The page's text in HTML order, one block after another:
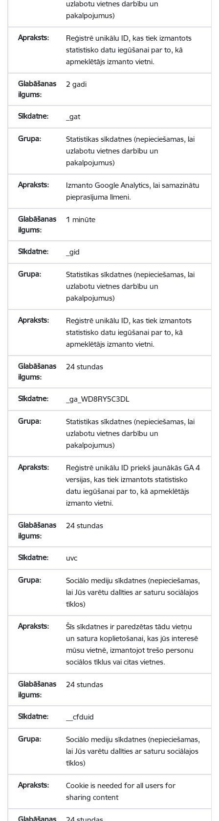
uzlabotu vietnes darbību un
pakalpojumus)
Reģistrē unikālu ID, kas tiek izmantots
statistisko datu iegūšanai par to, kā
apmeklētājs izmanto vietni.
2 gadi
_gat
Statistikas sīkdatnes (nepieciešamas, lai
uzlabotu vietnes darbību un
pakalpojumus)
Izmanto Google Analytics, lai samazinātu
pieprasījuma līmeni.
1 minūte
_gid
Statistikas sīkdatnes (nepieciešamas, lai
uzlabotu vietnes darbību un
pakalpojumus)
Reģistrē unikālu ID, kas tiek izmantots
statistisko datu iegūšanai par to, kā
apmeklētājs izmanto vietni.
24 stundas
_ga_WD8RY5C3DL
Statistikas sīkdatnes (nepieciešamas, lai
uzlabotu vietnes darbību un
pakalpojumus)
Reģistrē unikālu ID priekš jaunākās GA 4
versijas, kas tiek izmantots statistisko
datu iegūšanai par to, kā apmeklētājs
izmanto vietni.
24 stundas
uvc
Sociālo mediju sīkdatnes (nepieciešamas,
lai Jūs varētu dalīties ar saturu sociālajos
tīklos)
Šīs sīkdatnes ir paredzētas tādu vietņu
un satura koplietošanai, kas jūs interesē
mūsu vietnē, izmantojot trešo personu
sociālos tīklus vai citas vietnes.
24 stundas
__cfduid
Sociālo mediju sīkdatnes (nepieciešamas,
lai Jūs varētu dalīties ar saturu sociālajos
tīklos)
Cookie is needed for all users for
sharing content